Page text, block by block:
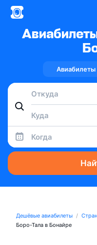
Авиабилеты
Когда
Дешёвые авиабилеты
Боро-Тала в Бонайре